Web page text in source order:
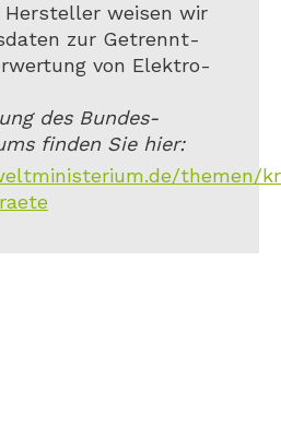
weisen wir
zur Getrennt-
von Elektro-
des Bundes-
finden Sie hier: